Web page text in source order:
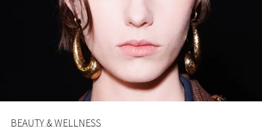
BEAUTY & WELLNESS